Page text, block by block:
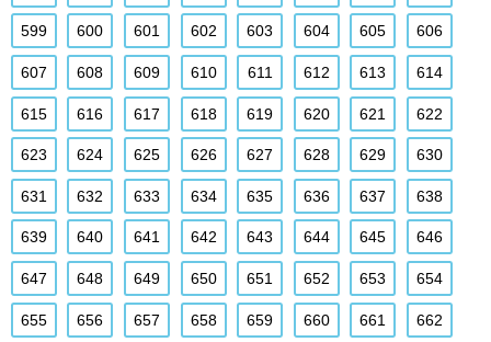
599 600 601 602 603 604 605 606
607 608 609 610 611 612 613 614
615 616 617 618 619 620 621 622
623 624 625 626 627 628 629 630
631 632 633 634 635 636 637 638
639 640 641 642 643 644 645 646
647 648 649 650 651 652 653 654
655 656 657 658 659 660 661 662